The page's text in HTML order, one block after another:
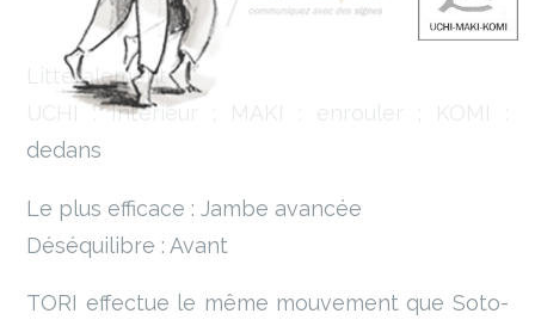
Littéralement :
UCHI : Intérieur ; MAKI : enrouler ; KOMI :
dedans
Le plus efficace : Jambe avancée
Déséquilibre : Avant
TORI effectue le même mouvement que Soto-